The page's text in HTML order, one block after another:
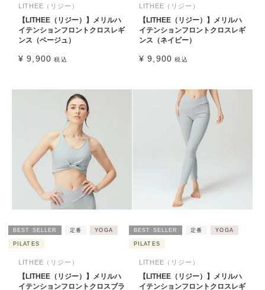
LITHEE（リジー）
【LITHEE（リジー）】メリルハ
イテンションフロントクロスレギ
ンス（ベージュ）
¥ 9,900 税込
LITHEE（リジー）
【LITHEE（リジー）】メリルハ
イテンションフロントクロスレギ
ンス（ネイビー）
¥ 9,900 税込
BEST SELLER 定番 YOGA
PILATES
LITHEE（リジー）
【LITHEE（リジー）】メリルハ
イテンションフロントクロスブラ
BEST SELLER 定番 YOGA
PILATES
LITHEE（リジー）
【LITHEE（リジー）】メリルハ
イテンションフロントクロスレギ